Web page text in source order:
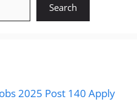
Search
2025 Post 140 Apply